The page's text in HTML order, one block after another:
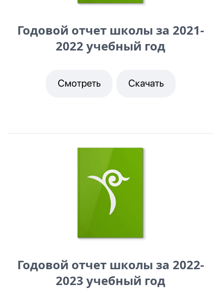
Годовой отчет школы за 2021-
2022 учебный год
Смотреть Скачать
Годовой отчет школы за 2022-
2023 учебный год